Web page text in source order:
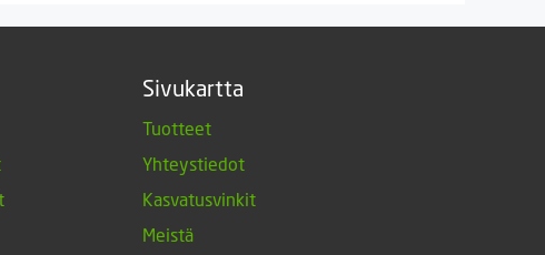
Sivukartta
Tuotteet
Yhteystiedot
Kasvatusvinkit
Meistä